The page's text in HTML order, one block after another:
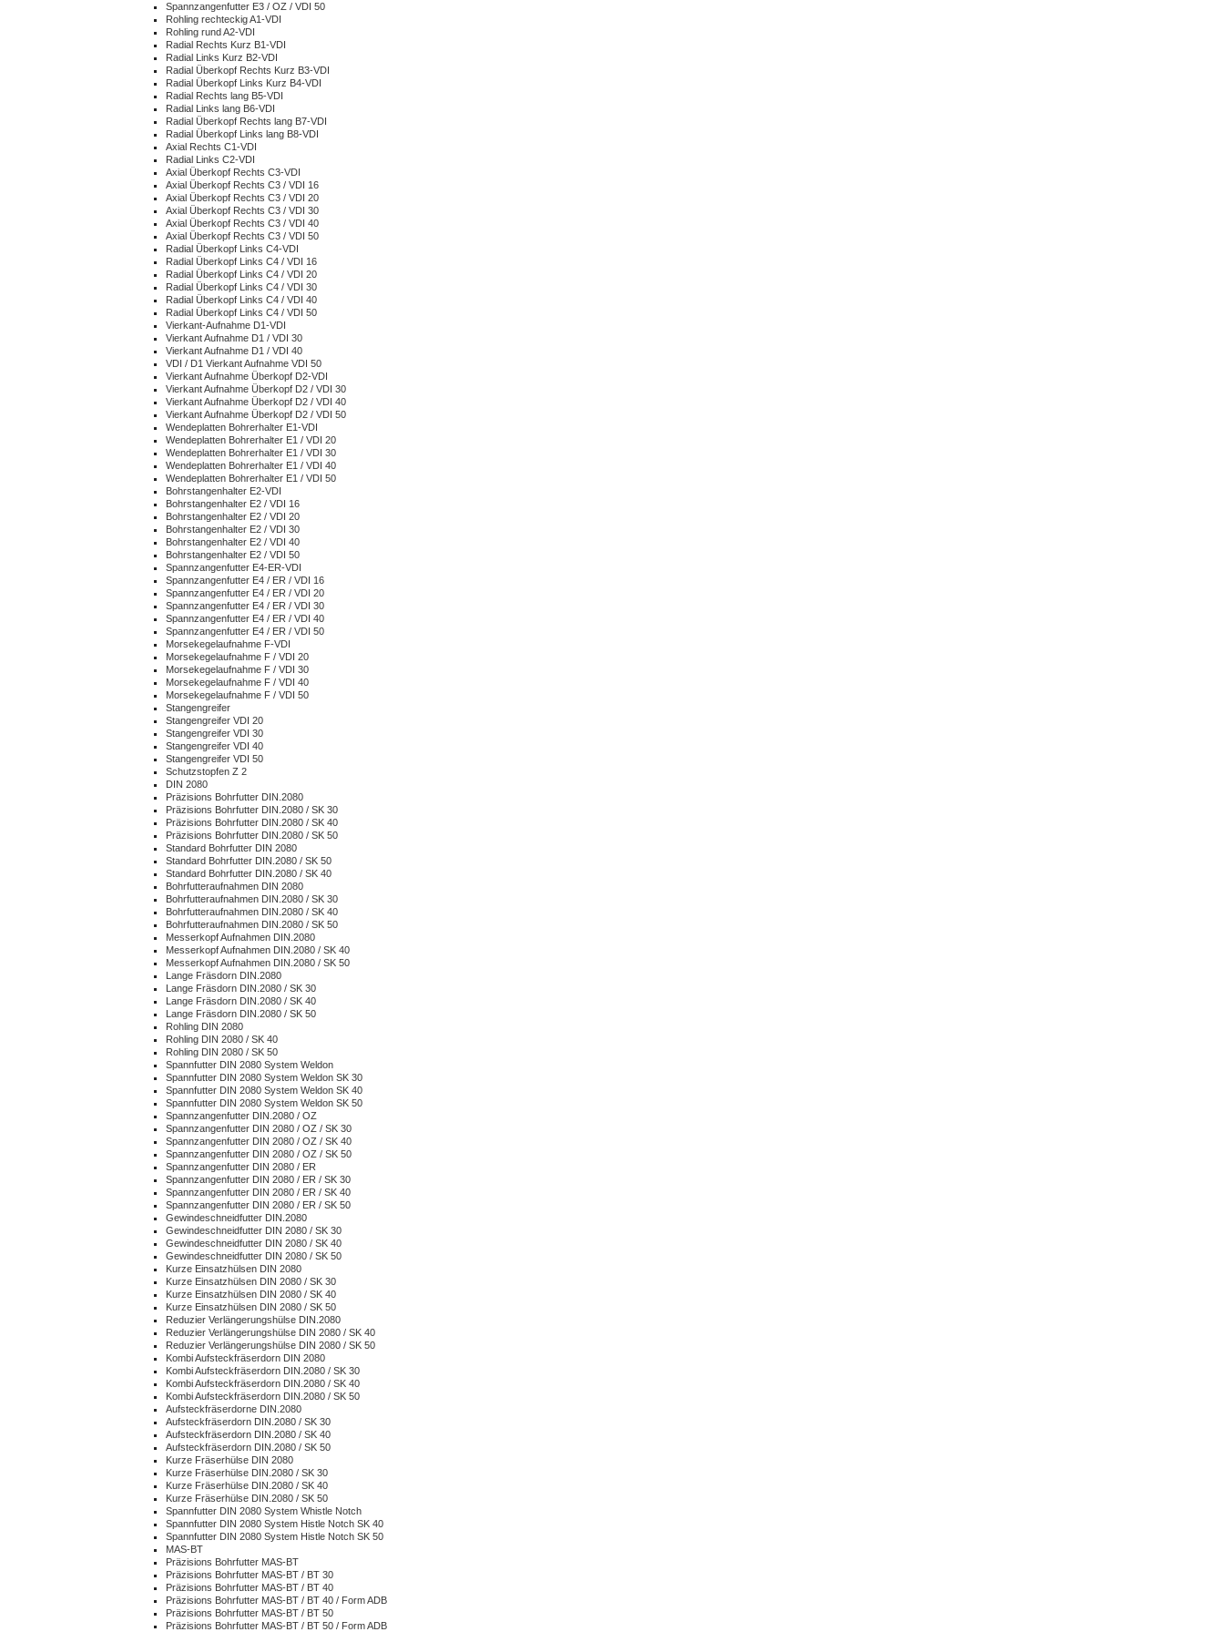
Spannzangenfutter E3 / OZ / VDI 50
Rohling rechteckig A1-VDI
Rohling rund A2-VDI
Radial Rechts Kurz B1-VDI
Radial Links Kurz B2-VDI
Radial Überkopf Rechts Kurz B3-VDI
Radial Überkopf Links Kurz B4-VDI
Radial Rechts lang B5-VDI
Radial Links lang B6-VDI
Radial Überkopf Rechts lang B7-VDI
Radial Überkopf Links lang B8-VDI
Axial Rechts C1-VDI
Radial Links C2-VDI
Axial Überkopf Rechts C3-VDI
Axial Überkopf Rechts C3 / VDI 16
Axial Überkopf Rechts C3 / VDI 20
Axial Überkopf Rechts C3 / VDI 30
Axial Überkopf Rechts C3 / VDI 40
Axial Überkopf Rechts C3 / VDI 50
Radial Überkopf Links C4-VDI
Radial Überkopf Links C4 / VDI 16
Radial Überkopf Links C4 / VDI 20
Radial Überkopf Links C4 / VDI 30
Radial Überkopf Links C4 / VDI 40
Radial Überkopf Links C4 / VDI 50
Vierkant-Aufnahme D1-VDI
Vierkant Aufnahme D1 / VDI 30
Vierkant Aufnahme D1 / VDI 40
VDI / D1 Vierkant Aufnahme VDI 50
Vierkant Aufnahme Überkopf D2-VDI
Vierkant Aufnahme Überkopf D2 / VDI 30
Vierkant Aufnahme Überkopf D2 / VDI 40
Vierkant Aufnahme Überkopf D2 / VDI 50
Wendeplatten Bohrerhalter E1-VDI
Wendeplatten Bohrerhalter E1 / VDI 20
Wendeplatten Bohrerhalter E1 / VDI 30
Wendeplatten Bohrerhalter E1 / VDI 40
Wendeplatten Bohrerhalter E1 / VDI 50
Bohrstangenhalter E2-VDI
Bohrstangenhalter E2 / VDI 16
Bohrstangenhalter E2 / VDI 20
Bohrstangenhalter E2 / VDI 30
Bohrstangenhalter E2 / VDI 40
Bohrstangenhalter E2 / VDI 50
Spannzangenfutter E4-ER-VDI
Spannzangenfutter E4 / ER / VDI 16
Spannzangenfutter E4 / ER / VDI 20
Spannzangenfutter E4 / ER / VDI 30
Spannzangenfutter E4 / ER / VDI 40
Spannzangenfutter E4 / ER / VDI 50
Morsekegelaufnahme F-VDI
Morsekegelaufnahme F / VDI 20
Morsekegelaufnahme F / VDI 30
Morsekegelaufnahme F / VDI 40
Morsekegelaufnahme F / VDI 50
Stangengreifer
Stangengreifer VDI 20
Stangengreifer VDI 30
Stangengreifer VDI 40
Stangengreifer VDI 50
Schutzstopfen Z 2
DIN 2080
Präzisions Bohrfutter DIN.2080
Präzisions Bohrfutter DIN.2080 / SK 30
Präzisions Bohrfutter DIN.2080 / SK 40
Präzisions Bohrfutter DIN.2080 / SK 50
Standard Bohrfutter DIN 2080
Standard Bohrfutter DIN.2080 / SK 50
Standard Bohrfutter DIN.2080 / SK 40
Bohrfutteraufnahmen DIN 2080
Bohrfutteraufnahmen DIN.2080 / SK 30
Bohrfutteraufnahmen DIN.2080 / SK 40
Bohrfutteraufnahmen DIN.2080 / SK 50
Messerkopf Aufnahmen DIN.2080
Messerkopf Aufnahmen DIN.2080 / SK 40
Messerkopf Aufnahmen DIN.2080 / SK 50
Lange Fräsdorn DIN.2080
Lange Fräsdorn DIN.2080 / SK 30
Lange Fräsdorn DIN.2080 / SK 40
Lange Fräsdorn DIN.2080 / SK 50
Rohling DIN 2080
Rohling DIN 2080 / SK 40
Rohling DIN 2080 / SK 50
Spannfutter DIN 2080 System Weldon
Spannfutter DIN 2080 System Weldon SK 30
Spannfutter DIN 2080 System Weldon SK 40
Spannfutter DIN 2080 System Weldon SK 50
Spannzangenfutter DIN.2080 / OZ
Spannzangenfutter DIN 2080 / OZ / SK 30
Spannzangenfutter DIN 2080 / OZ / SK 40
Spannzangenfutter DIN 2080 / OZ / SK 50
Spannzangenfutter DIN 2080 / ER
Spannzangenfutter DIN 2080 / ER / SK 30
Spannzangenfutter DIN 2080 / ER / SK 40
Spannzangenfutter DIN 2080 / ER / SK 50
Gewindeschneidfutter DIN.2080
Gewindeschneidfutter DIN 2080 / SK 30
Gewindeschneidfutter DIN 2080 / SK 40
Gewindeschneidfutter DIN 2080 / SK 50
Kurze Einsatzhülsen DIN 2080
Kurze Einsatzhülsen DIN 2080 / SK 30
Kurze Einsatzhülsen DIN 2080 / SK 40
Kurze Einsatzhülsen DIN 2080 / SK 50
Reduzier Verlängerungshülse DIN.2080
Reduzier Verlängerungshülse DIN 2080 / SK 40
Reduzier Verlängerungshülse DIN 2080 / SK 50
Kombi Aufsteckfräserdorn DIN 2080
Kombi Aufsteckfräserdorn DIN.2080 / SK 30
Kombi Aufsteckfräserdorn DIN.2080 / SK 40
Kombi Aufsteckfräserdorn DIN.2080 / SK 50
Aufsteckfräserdorne DIN.2080
Aufsteckfräserdorn DIN.2080 / SK 30
Aufsteckfräserdorn DIN.2080 / SK 40
Aufsteckfräserdorn DIN.2080 / SK 50
Kurze Fräserhülse DIN 2080
Kurze Fräserhülse DIN.2080 / SK 30
Kurze Fräserhülse DIN.2080 / SK 40
Kurze Fräserhülse DIN.2080 / SK 50
Spannfutter DIN 2080 System Whistle Notch
Spannfutter DIN 2080 System Histle Notch SK 40
Spannfutter DIN 2080 System Histle Notch SK 50
MAS-BT
Präzisions Bohrfutter MAS-BT
Präzisions Bohrfutter MAS-BT / BT 30
Präzisions Bohrfutter MAS-BT / BT 40
Präzisions Bohrfutter MAS-BT / BT 40 / Form ADB
Präzisions Bohrfutter MAS-BT / BT 50
Präzisions Bohrfutter MAS-BT / BT 50 / Form ADB